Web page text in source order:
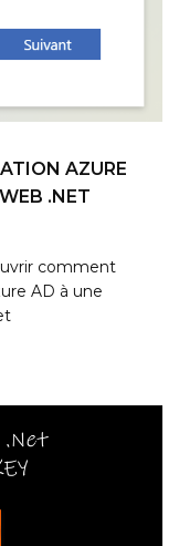
AZURE
.NET
comment
AD à une